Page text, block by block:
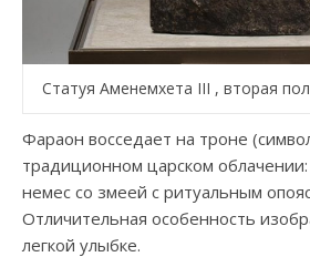
Статуя Аменемхета III , вторая
Фараон восседает на троне
традиционном царском
немес со змеей с ритуальным
Отличительная особенность
легкой улыбке.